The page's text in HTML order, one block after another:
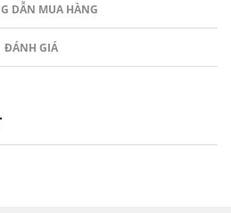
DẪN MUA HÀNG
ĐÁNH GIÁ